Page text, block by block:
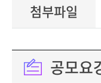
첨부파일
공모요